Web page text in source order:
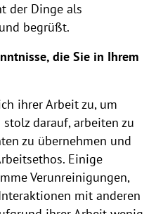
der Dinge als
begrüßt.
die Sie in Ihrem
ihrer Arbeit zu, um
darauf, arbeiten zu
zu übernehmen und
Einige
Verunreinigungen,
mit anderen